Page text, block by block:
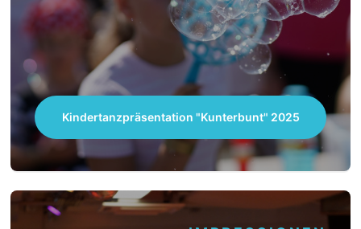
Kindertanzpräsentation "Kunterbunt" 2025